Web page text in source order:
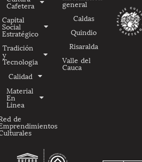
Cafetera
Capital
Social
Estratégico
Tradición
y
Tecnologia
Calidad
Material
En
Linea
de
general
Caldas
Quindio
Risaralda
Valle del
Cauca